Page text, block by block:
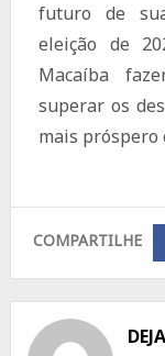
futuro de
eleição de
Macaíba
superar os
mais próspero
COMPARTILHE